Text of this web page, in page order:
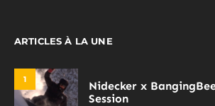
ARTICLES À LA UNE
1
Nidecker x
Session